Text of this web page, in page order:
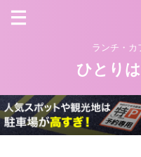
ランチ・カ
ひとり